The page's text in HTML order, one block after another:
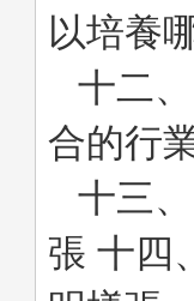
以培養
十二
合的行
十三
張 十四